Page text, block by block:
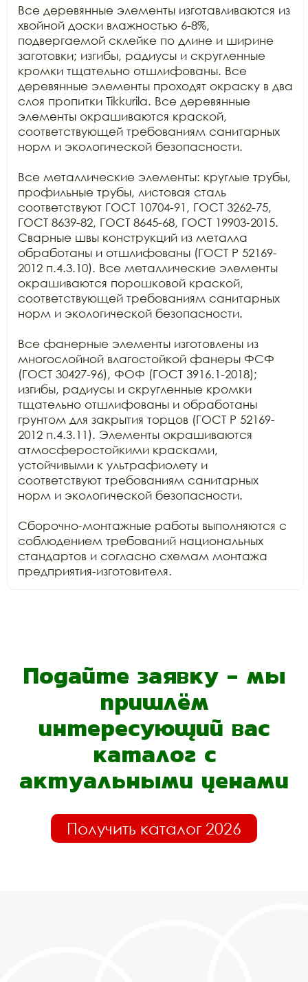
Все деревянные элементы изготавливаются из
хвойной доски влажностью 6-8%,
подвергаемой склейке по длине и ширине
заготовки; изгибы, радиусы и скругленные
кромки тщательно отшлифованы. Все
деревянные элементы проходят окраску в два
слоя пропитки Tikkurila. Все деревянные
элементы окрашиваются краской,
соответствующей требованиям санитарных
норм и экологической безопасности.
Все металлические элементы: круглые трубы,
профильные трубы, листовая сталь
соответствуют ГОСТ 10704-91, ГОСТ 3262-75,
ГОСТ 8639-82, ГОСТ 8645-68, ГОСТ 19903-2015.
Сварные швы конструкций из металла
обработаны и отшлифованы (ГОСТ Р 52169-
2012 п.4.3.10). Все металлические элементы
окрашиваются порошковой краской,
соответствующей требованиям санитарных
норм и экологической безопасности.
Все фанерные элементы изготовлены из
многослойной влагостойкой фанеры ФСФ
(ГОСТ 30427-96), ФОФ (ГОСТ 3916.1-2018);
изгибы, радиусы и скругленные кромки
тщательно отшлифованы и обработаны
грунтом для закрытия торцов (ГОСТ Р 52169-
2012 п.4.3.11). Элементы окрашиваются
атмосферостойкими красками,
устойчивыми к ультрафиолету и
соответствуют требованиям санитарных
норм и экологической безопасности.
Сборочно-монтажные работы выполняются с
соблюдением требований национальных
стандартов и согласно схемам монтажа
Подайте заявку - мы
пришлём
интересующий вас
каталог с
актуальными ценами
Получить каталог 2026